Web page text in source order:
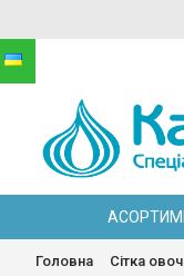
Головна Сітка